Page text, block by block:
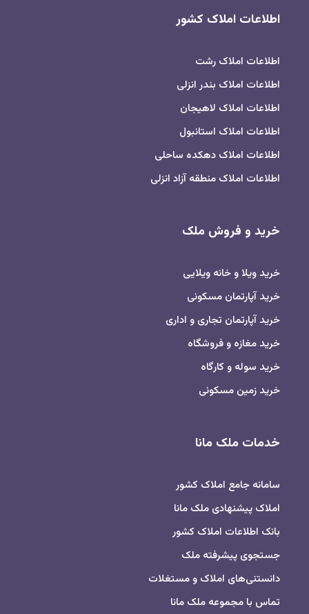
اطلاعات املاک کشور
اطلاعات املاک رشت
اطلاعات املاک بندر انزلی
اطلاعات املاک لاهیجان
اطلاعات املاک استانبول
اطلاعات املاک دهکده ساحلی
اطلاعات املاک منطقه آزاد انزلی
خرید و فروش ملک
خرید ویلا و خانه ویلایی
خرید آپارتمان مسکونی
خرید آپارتمان تجاری و اداری
خرید مغازه و فروشگاه
خرید سوله و کارگاه
خرید زمین مسکونی
خدمات ملک مانا
سامانه جامع املاک کشور
املاک پیشنهادی ملک مانا
بانک اطلاعات املاک کشور
جستجوی پیشرفته ملک
دانستنی‌های املاک و مستغلات
تماس با مجموعه ملک مانا